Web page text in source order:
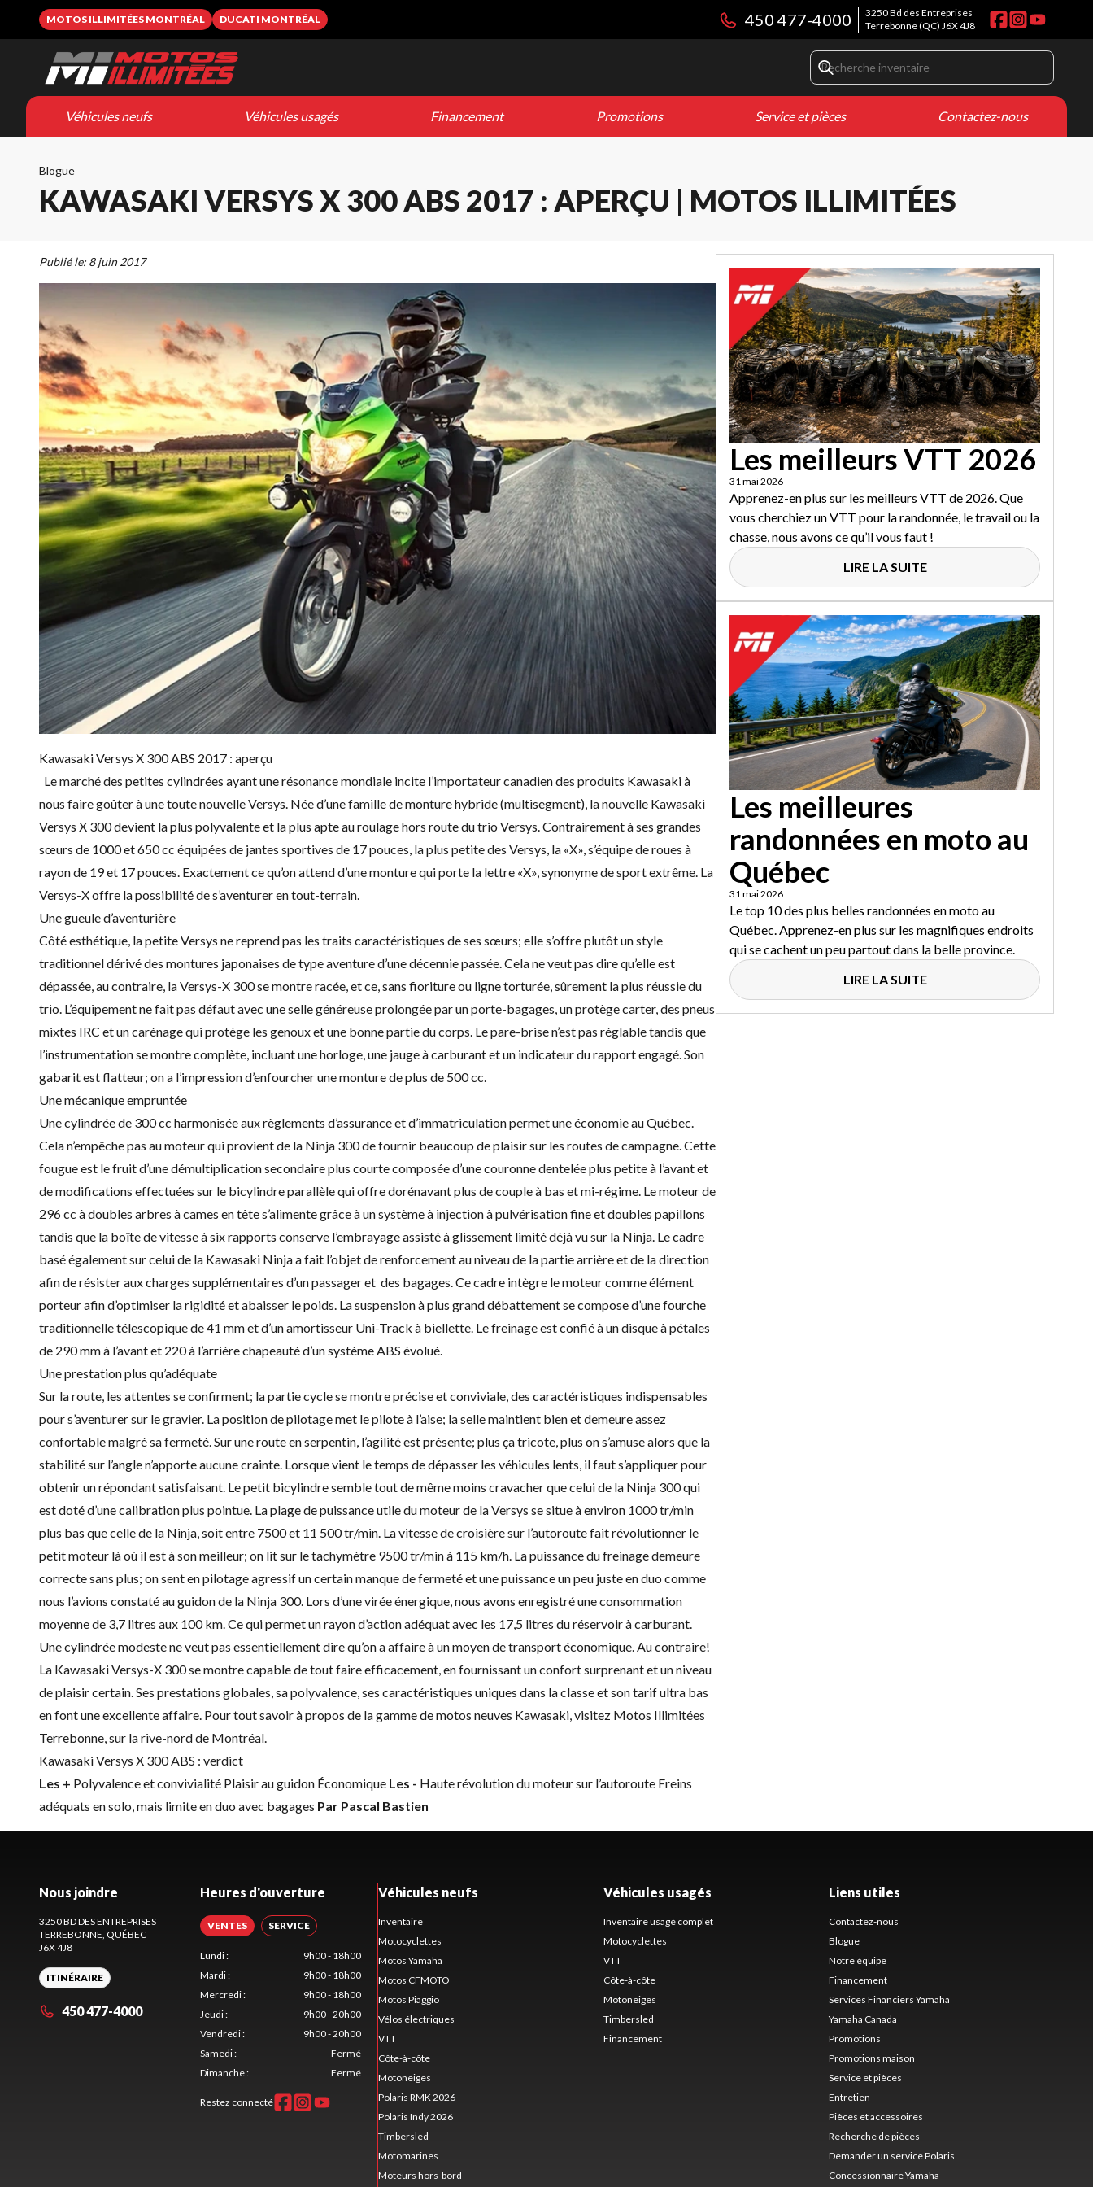
MOTOS ILLIMITÉES MONTRÉAL DUCATI MONTRÉAL
3250 Bd des Entreprises
Terrebonne(QC) J6X 4J8
450 477-4000
Véhicules neufs Véhicules usagés Financement Promotions Service et pièces Contactez-nous
Blogue
KAWASAKI VERSYS X 300 ABS 2017 : APERÇU | MOTOS ILLIMITÉES
Publié le: 8 juin 2017
Kawasaki Versys X 300 ABS 2017 : aperçu
Le marché des petites cylindrées ayant une résonance mondiale incite l’importateur canadien des produits Kawasakià
nous faire goûter à une toute nouvelle Versys. Née d’une famille de monture hybride (multisegment), la nouvelle Kawasaki
Versys X 300devient la plus polyvalente et la plus apte au roulage hors route du trio Versys. Contrairement à ses grandes
sœurs de 1000 et 650 cc équipées de jantes sportives de 17 pouces, la plus petite des Versys, la «X», s’équipe de roues à
rayon de 19 et 17 pouces. Exactement ce qu’on attend d’une monture qui porte la lettre «X», synonyme de sport extrême. La
Versys-X offre la possibilité de s’aventurer en tout-terrain.
Une gueule d’aventurière
Côté esthétique, la petite Versys ne reprend pas les traits caractéristiques de ses sœurs; elle s’offre plutôt un style
traditionnel dérivé des montures japonaises de type aventure d’une décennie passée. Cela ne veut pas dire qu’elle est
dépassée, au contraire, la Versys-X 300 se montre racée, et ce, sans fioriture ou ligne torturée, sûrement la plus réussie du
trio. L’équipement ne fait pas défaut avec une selle généreuse prolongée par un porte-bagages, un protège carter, des pneus
mixtes IRC et un carénage qui protège les genoux et une bonne partie du corps. Le pare-brise n’est pas réglable tandis que
l’instrumentation se montre complète, incluant une horloge, une jauge à carburant et un indicateur du rapport engagé. Son
gabarit est flatteur; on a l’impression d’enfourcher une monture de plus de 500 cc.
Une mécanique empruntée
Une cylindrée de 300 cc harmonisée aux règlements d’assurance et d’immatriculation permet une économie au Québec.
Cela n’empêche pas au moteur qui provient de la Ninja 300 de fournir beaucoup de plaisir sur les routes de campagne. Cette
fougue est le fruit d’une démultiplication secondaire plus courte composée d’une couronne dentelée plus petite à l’avant et
de modifications effectuées sur le bicylindre parallèle qui offre dorénavant plus de couple à bas et mi-régime. Le moteur de
296 cc à doubles arbres à cames en tête s’alimente grâce à un système à injection à pulvérisation fine et doubles papillons
tandis que la boîte de vitesse à six rapports conserve l’embrayage assisté à glissement limité déjà vu sur la Ninja. Le cadre
basé également sur celui de la Kawasaki Ninjaa fait l’objet de renforcement au niveau de la partie arrière et de la direction
afin de résister aux charges supplémentaires d’un passager et des bagages. Ce cadre intègre le moteur comme élément
porteur afin d’optimiser la rigidité et abaisser le poids. La suspension à plus grand débattement se compose d’une fourche
traditionnelle télescopique de 41 mm et d’un amortisseur Uni-Track à biellette. Le freinage est confié à un disque à pétales
de 290 mm à l’avant et 220 à l’arrière chapeauté d’un système ABS évolué.
Une prestation plus qu’adéquate
Sur la route, les attentes se confirment; la partie cycle se montre précise et conviviale, des caractéristiques indispensables
pour s’aventurer sur le gravier. La position de pilotage met le pilote à l’aise; la selle maintient bien et demeure assez
confortable malgré sa fermeté. Sur une route en serpentin, l’agilité est présente; plus ça tricote, plus on s’amuse alors que la
stabilité sur l’angle n’apporte aucune crainte. Lorsque vient le temps de dépasser les véhicules lents, il faut s’appliquer pour
obtenir un répondant satisfaisant. Le petit bicylindre semble tout de même moins cravacher que celui de la Ninja 300 qui
est doté d’une calibration plus pointue. La plage de puissance utile du moteur de la Versys se situe à environ 1000 tr/min
plus bas que celle de la Ninja, soit entre 7500 et 11 500 tr/min. La vitesse de croisière sur l’autoroute fait révolutionner le
petit moteur là où il est à son meilleur; on lit sur le tachymètre 9500 tr/min à 115 km/h. La puissance du freinage demeure
correcte sans plus; on sent en pilotage agressif un certain manque de fermeté et une puissance un peu juste en duo comme
nous l’avions constaté au guidon de la Ninja 300. Lors d’une virée énergique, nous avons enregistré une consommation
moyenne de 3,7 litres aux 100 km. Ce qui permet un rayon d’action adéquat avec les 17,5 litres du réservoir à carburant.
Une cylindrée modeste ne veut pas essentiellement dire qu’on a affaire à un moyen de transport économique. Au contraire!
La Kawasaki Versys-X 300 se montre capable de tout faire efficacement, en fournissant un confort surprenant et un niveau
de plaisir certain. Ses prestations globales, sa polyvalence, ses caractéristiques uniques dans la classe et son tarif ultra bas
en font une excellente affaire. Pour tout savoir à propos de lagamme de motos neuves Kawasaki, visitez Motos Illimitées
Terrebonne, sur la rive-nord de Montréal.
Kawasaki Versys X 300 ABS : verdict
Les + Polyvalence et convivialité Plaisir au guidon Économique Les - Haute révolution du moteur sur l’autoroute Freins
adéquats en solo, mais limite en duo avec bagages Par Pascal Bastien
Les meilleurs VTT 2026
31 mai 2026
Apprenez-en plus sur les meilleurs VTT de 2026. Que
vous cherchiez un VTT pour la randonnée, le travail ou la
chasse, nous avons ce qu’il vous faut !
LIRE LA SUITE
Les meilleures
randonnées en moto au
Québec
31 mai 2026
Le top 10 des plus belles randonnées en moto au
Québec. Apprenez-en plus sur les magnifiques endroits
qui se cachent un peu partout dans la belle province.
LIRE LA SUITE
Nous joindre
3250 BD DES ENTREPRISES
TERREBONNE, QUÉBEC
J6X 4J8
ITINÉRAIRE
450 477-4000
Heures d'ouverture
VENTES SERVICE
Lundi:
9h00 - 18h00
Mardi:
9h00 - 18h00
Mercredi:
9h00 - 18h00
Jeudi:
9h00 - 20h00
Vendredi:
9h00 - 20h00
Samedi:
Fermé
Dimanche: Fermé
Restez connecté
Véhicules neufs
Inventaire
Motocyclettes
Motos Yamaha
Motos CFMOTO
Motos Piaggio
Vélos électriques
VTT
Côte-à-côte
Motoneiges
Polaris RMK 2026
Polaris Indy 2026
Timbersled
Motomarines
Moteurs hors-bord
Véhicules usagés
Inventaire usagé complet
Motocyclettes
VTT
Côte-à-côte
Motoneiges
Timbersled
Financement
Liens utiles
Contactez-nous
Blogue
Notre équipe
Financement
Services Financiers Yamaha
Yamaha Canada
Promotions
Promotions maison
Service et pièces
Entretien
Pièces et accessoires
Recherche de pièces
Demander un service Polaris
Concessionnaire Yamaha